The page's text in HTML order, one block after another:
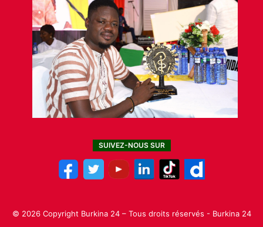
SUIVEZ-NOUS SUR
© 2026 Copyright Burkina 24 – Tous droits réservés - Burkina 24